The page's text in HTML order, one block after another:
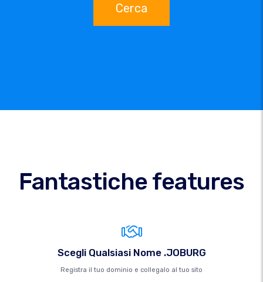
Cerca
Fantastiche features
Scegli Qualsiasi Nome .JOBURG
Registra il tuo dominio e collegalo al tuo sito